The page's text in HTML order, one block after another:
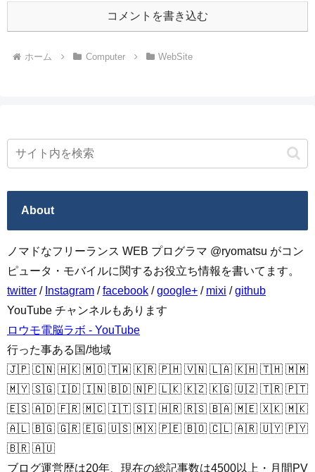
コメントを書き込む
ホーム Computer WebSite
About
ノマドなフリーランス WEB プログラマ @ryomatsu がコン
ピュータ・モバイルに関するお役立ち情報を書いてます。
twitter / Instagram /facebook /google+ / mixi /github
YouTube チャンネルもあります
ロウモ電脳ラボ - YouTube
行った事ある国/地域
🇯🇵 🇨🇳 🇭🇰 🇲🇴 🇹🇼 🇰🇷 🇵🇭 🇻🇳 🇱🇦 🇰🇭 🇹🇭 🇲🇲
🇲🇾 🇸🇬 🇮🇩 🇮🇳 🇧🇩 🇳🇵 🇱🇰 🇰🇿 🇰🇬 🇺🇿 🇹🇷 🇵🇹
🇪🇸 🇦🇩 🇫🇷 🇲🇨 🇮🇹 🇸🇮 🇭🇷 🇷🇸 🇧🇦 🇲🇪 🇽🇰 🇲🇰
🇦🇱 🇧🇬 🇬🇷 🇪🇬 🇺🇸 🇲🇽 🇵🇪 🇧🇴 🇨🇱 🇦🇷 🇺🇾 🇵🇾
🇧🇷 🇦🇺
ブログ運営歴は20年、現在の総記事数は4500以上・月間PV